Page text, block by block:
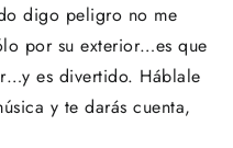
digo peligro no me
por su exterior…es que
es divertido. Háblale
y te darás cuenta,